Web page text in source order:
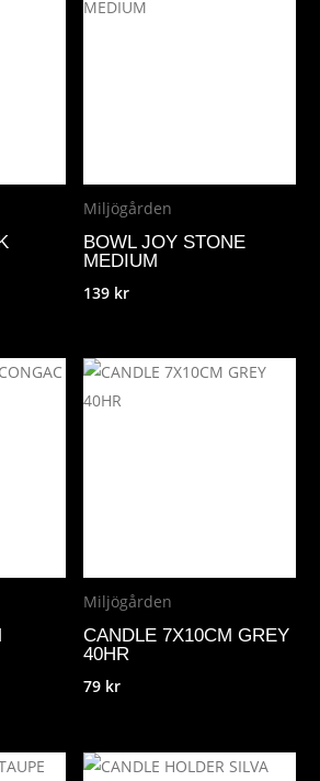
Miljögården
BOWL JOY STONE
MEDIUM
139 kr
Miljögården
CANDLE 7X10CM GREY
40HR
79 kr